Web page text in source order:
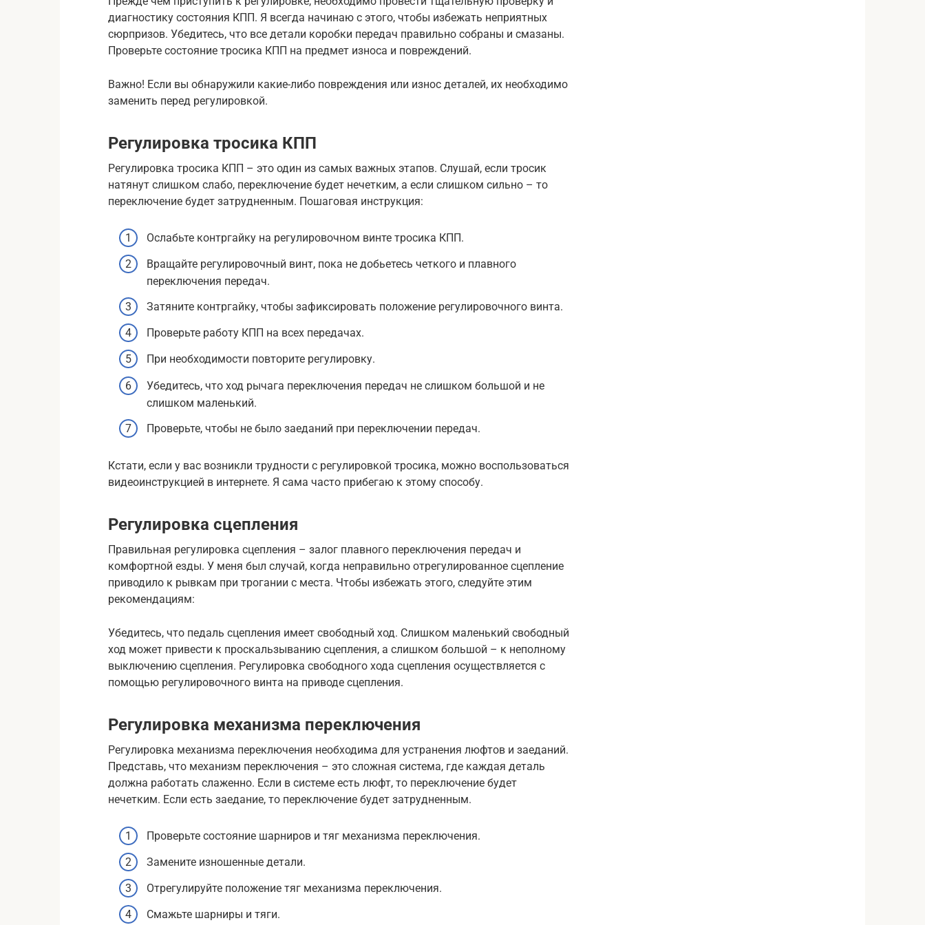
диагностику состояния КПП. Я всегда начинаю с этого, чтобы избежать неприятных
сюрпризов. Убедитесь, что все детали коробки передач правильно собраны и смазаны.
Проверьте состояние тросика КПП на предмет износа и повреждений.
Важно! Если вы обнаружили какие-либо повреждения или износ деталей, их необходимо
заменить перед регулировкой.
Регулировка тросика КПП
Регулировка тросика КПП – это один из самых важных этапов. Слушай, если тросик
натянут слишком слабо, переключение будет нечетким, а если слишком сильно – то
переключение будет затрудненным. Пошаговая инструкция:
Ослабьте контргайку на регулировочном винте тросика КПП.
Вращайте регулировочный винт, пока не добьетесь четкого и плавного
переключения передач.
Затяните контргайку, чтобы зафиксировать положение регулировочного винта.
Проверьте работу КПП на всех передачах.
При необходимости повторите регулировку.
Убедитесь, что ход рычага переключения передач не слишком большой и не
слишком маленький.
Проверьте, чтобы не было заеданий при переключении передач.
Кстати, если у вас возникли трудности с регулировкой тросика, можно воспользоваться
видеоинструкцией в интернете. Я сама часто прибегаю к этому способу.
Регулировка сцепления
Правильная регулировка сцепления – залог плавного переключения передач и
комфортной езды. У меня был случай, когда неправильно отрегулированное сцепление
приводило к рывкам при трогании с места. Чтобы избежать этого, следуйте этим
рекомендациям:
Убедитесь, что педаль сцепления имеет свободный ход. Слишком маленький свободный
ход может привести к проскальзыванию сцепления, а слишком большой – к неполному
выключению сцепления. Регулировка свободного хода сцепления осуществляется с
помощью регулировочного винта на приводе сцепления.
Регулировка механизма переключения
Регулировка механизма переключения необходима для устранения люфтов и заеданий.
Представь, что механизм переключения – это сложная система, где каждая деталь
должна работать слаженно. Если в системе есть люфт, то переключение будет
нечетким. Если есть заедание, то переключение будет затрудненным.
Проверьте состояние шарниров и тяг механизма переключения.
Замените изношенные детали.
Отрегулируйте положение тяг механизма переключения.
Смажьте шарниры и тяги.